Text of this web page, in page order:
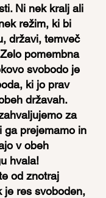
Ni nek kralj ali
režim, ki bi
državi, temveč
pomembna
svobodo je
ki jo prav
državah.
za
ga prejemamo in
v obeh
hvala!
od znotraj
je res svoboden,